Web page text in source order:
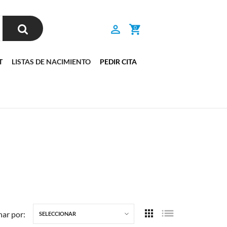
LISTAS DE NACIMIENTO PEDIR CITA
0
por: SELECCIONAR